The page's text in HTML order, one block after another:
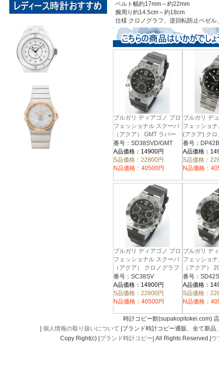
ベルト幅約17mm～約22mm
腕周り約14.5cm～約18cm
仕様 クロノグラフ、逆回転防止ベゼル
ブルガリ ディアゴノ プロ
フェッショナル スクーバ
（アクア） GMT ラバー
ブラック メンズ
SD38SVD/GMT
番号：SD38SVD/GMT
A品価格：14900円
S品価格：22800円
N品価格：40500円
ブルガリ デ
フェッショ
(アクア) ク
ブラック メ
番号：
A品価格：
S品価格：
N品価格：
ブルガリ ディアゴノ プロ
フェッショナル スクーバ
（アクア） クロノグラフ
ラバー ブラック メンズ
SC38SV
番号：SC38SV
A品価格：14900円
S品価格：22800円
N品価格：40500円
ブルガリ デ
フェッショ
（アクア）
バー ブラッ
SD42SVD
番号：
A品価格：
S品価格：
N品価格：
時計コピー館(supakopitokei.com)
個人情報の取り扱いについて |ブランド時計コピー通販、全て新
Copy Right(c) | ブランド時計コピー | All Rights Reserved.| ウ